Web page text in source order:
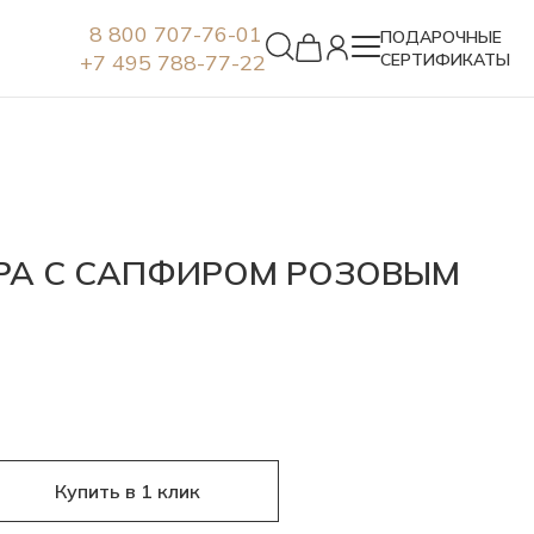
8 800 707-76-01
+7 495 788-77-22
ПОДАРОЧНЫЕ
СЕРТИФИКАТЫ
С САПФИРОМ РОЗОВЫМ
Купить в 1 клик